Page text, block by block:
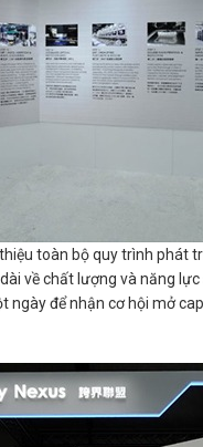
toàn bộ quy trình phát
về chất lượng và năng
để nhận cơ hội mở